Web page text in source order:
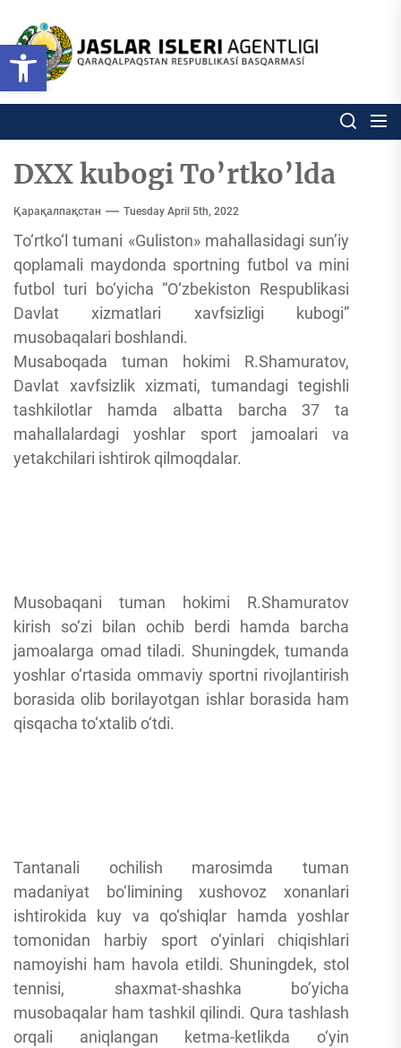
Open toolbar
content
Respublikası
basqarması
Ózbekstan jaslar isleri
DXX kubogi To’rtko’lda
Қарақалпақстан Tuesday April 5th, 2022
To‘rtko‘l tumani «Guliston» mahallasidagi sun’iy
qoplamali maydonda sportning futbol va mini
futbol turi bo‘yicha “O‘zbekiston Respublikasi
Davlat xizmatlari xavfsizligi kubogi”
musobaqalari boshlandi.
Musaboqada tuman hokimi R.Shamuratov,
Davlat xavfsizlik xizmati, tumandagi tegishli
tashkilotlar hamda albatta barcha 37 ta
mahallalardagi yoshlar sport jamoalari va
yetakchilari ishtirok qilmoqdalar.
Musobaqani tuman hokimi R.Shamuratov
kirish so‘zi bilan ochib berdi hamda barcha
jamoalarga omad tiladi. Shuningdek, tumanda
yoshlar o‘rtasida ommaviy sportni rivojlantirish
borasida olib borilayotgan ishlar borasida ham
qisqacha to‘xtalib o‘tdi.
Tantanali ochilish marosimda tuman
madaniyat bo‘limining xushovoz xonanlari
ishtirokida kuy va qo‘shiqlar hamda yoshlar
tomonidan harbiy sport o‘yinlari chiqishlari
namoyishi ham havola etildi. Shuningdek, stol
tennisi, shaxmat-shashka bo’yicha
musobaqalar ham tashkil qilindi. Qura tashlash
orqali aniqlangan ketma-ketlikda o‘yin